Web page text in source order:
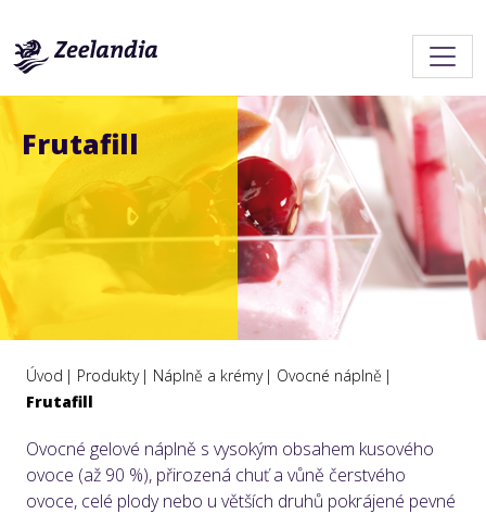
Frutafill
Úvod Produkty Náplně a krémy
Ovocné náplně
Frutafill
Ovocné gelové náplně s vysokým obsahem kusového
ovoce (až 90 %), přirozená chuť a vůně čerstvého
ovoce, celé plody nebo u větších druhů pokrájené pevné